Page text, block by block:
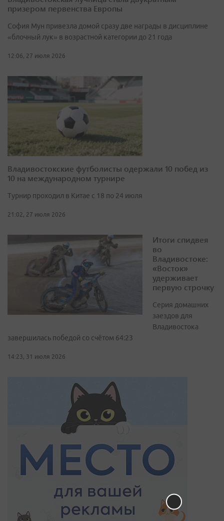
призером первенства Европы
София Мун привезла домой сразу две награды в дисциплине
«блочный лук» в возрастной категории до 21 года
12:06, 27 июля 2026
Владивостокские футболисты одержали 10 побед из
10 на международном турнире
Турнир проходил в Китае с 18 по 24 июля
21:02, 27 июля 2026
Итоги спидвея
во
Владивостоке:
«Восток»
удерживает
первую строчку
Серия домашних
заездов для
Владивостока
завершилась победой со счётом 64:23
14:23, 31 июля 2026